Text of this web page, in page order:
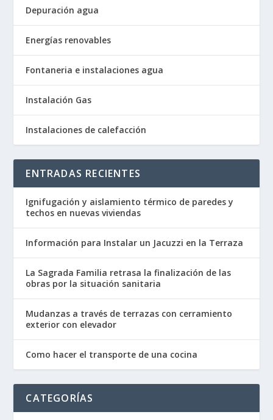
Depuración agua
Energías renovables
Fontaneria e instalaciones agua
Instalación Gas
Instalaciones de calefacción
ENTRADAS RECIENTES
Ignifugación y aislamiento térmico de paredes y
techos en nuevas viviendas
Información para Instalar un Jacuzzi en la Terraza
La Sagrada Familia retrasa la finalización de las
obras por la situación sanitaria
Mudanzas a través de terrazas con cerramiento
exterior con elevador
Como hacer el transporte de una cocina
CATEGORÍAS